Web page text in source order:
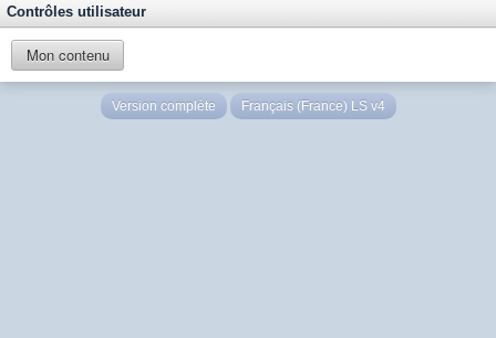
Contrôles utilisateur
Mon contenu
Version complète Français (France) LS v4